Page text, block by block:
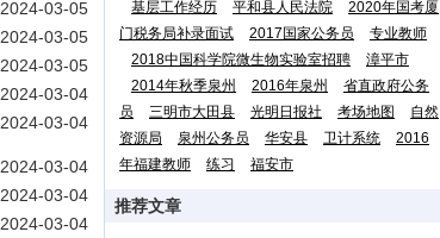
2024-03-05
2024-03-05
2024-03-05
2024-03-04
2024-03-04
2024-03-04
2024-03-04
2024-03-04
基层工作经历 平和县人民法院
2020年国考厦
门税务局补录面试
2017国家公务员
专业教师
2018中国科学院微生物实验室招聘
漳平市
2014年秋季泉州
2016年泉州
省直政府公务
员
三明市大田县 光明日报社 考场地图
自然
资源局
泉州公务员 华安县 卫计系统
2016
年福建教师
练习 福安市
推荐文章